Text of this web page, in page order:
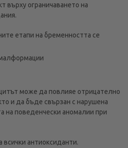
върху ограничаването на
етапи на бременността се
може да повлияе отрицателно
и да бъде свързан с нарушена
на поведенчески аномалии при
всички антиоксиданти.